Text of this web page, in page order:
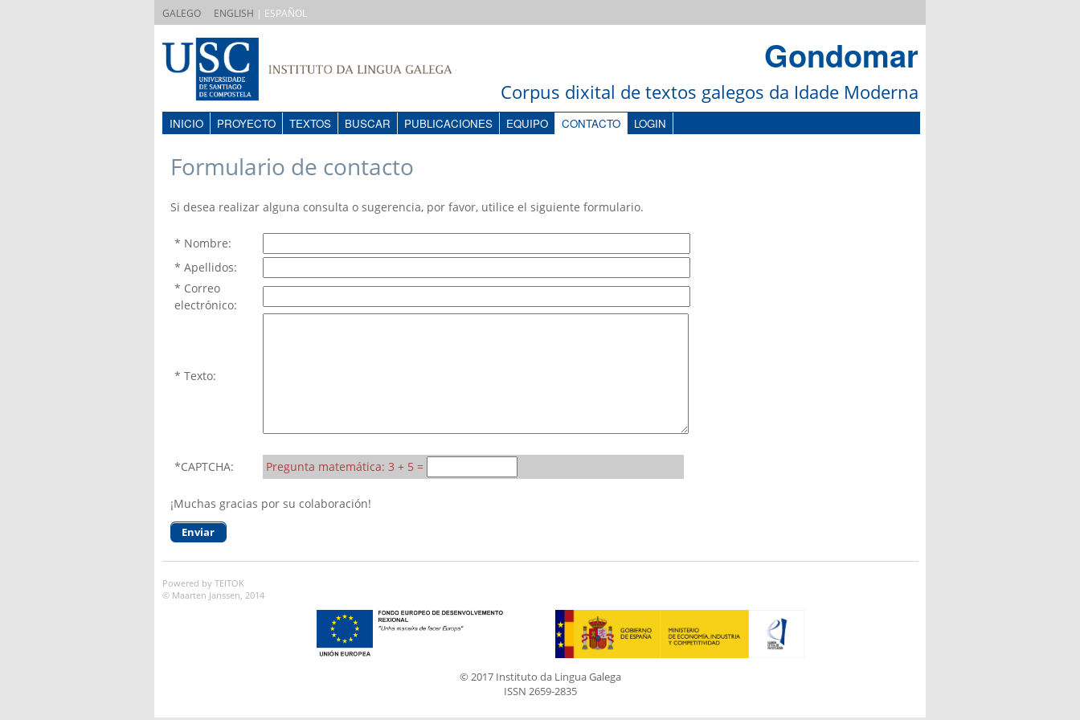
GALEGO ENGLISH | ESPAÑOL
Gondomar
Corpus dixital de textos galegos da Idade Moderna
INICIO PROYECTO TEXTOS BUSCAR PUBLICACIONES EQUIPO CONTACTO LOGIN
Formulario de contacto
Si desea realizar alguna consulta o sugerencia, por favor, utilice el siguiente formulario.
* Nombre:
* Apellidos:
* Correo
electrónico:
* Texto:
*CAPTCHA: Pregunta matemática: 3 + 5 =
¡Muchas gracias por su colaboración!
Powered by TEITOK
© Maarten Janssen, 2014
© 2017 Instituto da Lingua Galega
ISSN 2659-2835